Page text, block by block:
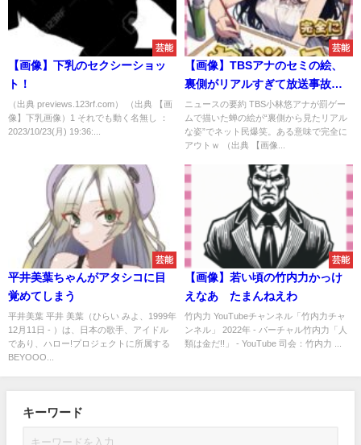
芸能
【画像】下乳のセクシーショッ
ト！
（出典 previews.123rf.com） （出典 【画
像】下乳画像）1 それでも動く名無し ：
2023/10/23(月) 19:36:...
芸能
【画像】TBSアナのセミの絵、
裏側がリアルすぎて放送事故ｗ
ｗｗ
ニュースの要約 TBS小林悠アナが罰ゲー
ムで描いた蝉の絵が“裏側から見たリアル
な姿”でネット民爆笑。ある意味で完全に
アウトｗ （出典 【画像...
芸能
平井美葉ちゃんがアタシコに目
覚めてしまう
平井美葉 平井 美葉（ひらい みよ、1999年
12月11日 - ）は、日本の歌手、アイドル
であり、ハロー!プロジェクトに所属する
BEYOOO...
芸能
【画像】若い頃の竹内力かっけ
えなあ たまんねえわ
竹内力 YouTubeチャンネル「竹内力チャ
ンネル」 2022年 - バーチャル竹内力「人
類は金だ!!」 - YouTube 司会：竹内力 ...
キーワード